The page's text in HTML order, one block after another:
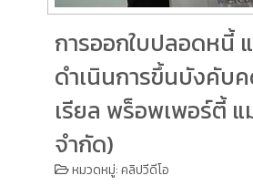
การออกใบปลอดหนี้
ดำเนินการขึ้นบังคับ
เรียล พร็อพเพอร์ตี้
จำกัด)
หมวดหมู่:คลิปวีดีโอ